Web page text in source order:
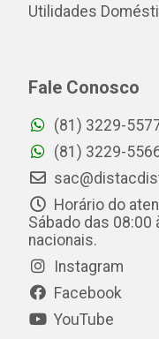
Utilidades
Fale Conosco
(81) 3229-
(81) 3229-
Horário do
Sábado das
nacionais.
Instagram
Facebook
YouTube